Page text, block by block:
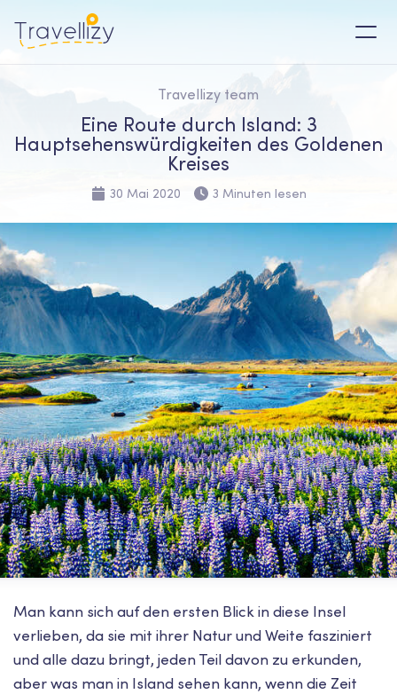
Travellizy team
Eine Route durch Island: 3
Hauptsehenswürdigkeiten des Goldenen
Kreises
30 Mai 2020 3 Minuten lesen
Man kann sich auf den ersten Blick in diese Insel
verlieben, da sie mit ihrer Natur und Weite fasziniert
und alle dazu bringt, jeden Teil davon zu erkunden,
aber was man in Island sehen kann, wenn die Zeit